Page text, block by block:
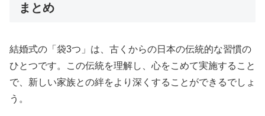
まとめ
結婚式の「袋3つ」は、古くからの日本の伝統的な習慣の
ひとつです。この伝統を理解し、心をこめて実施すること
で、新しい家族との絆をより深くすることができるでしょ
う。